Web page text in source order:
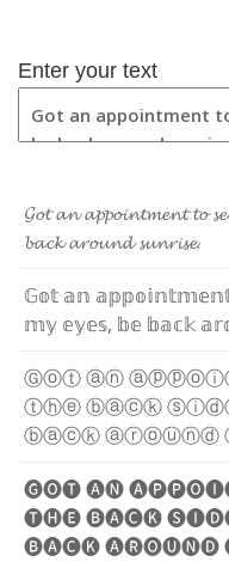
Enter your text
𝓖𝓸𝓽 𝓪𝓷 𝓪𝓹𝓹𝓸𝓲𝓷𝓽𝓶𝓮𝓷𝓽 𝓽𝓸 𝓼𝓮
𝓫𝓪𝓬𝓴 𝓪𝓻𝓸𝓾𝓷𝓭 𝓼𝓾𝓷𝓻𝓲𝓼𝓮.
𝔾𝕠𝕥 𝕒𝕟 𝕒𝕡𝕡𝕠𝕚𝕟𝕥𝕞𝕖𝕟
𝕞𝕪 𝕖𝕪𝕖𝕤, 𝕓𝕖 𝕓𝕒𝕔𝕜 𝕒𝕣
Ⓖⓞⓣⓐⓝⓐⓟⓟⓞⓘ
ⓣⓗⓔⓑⓐⓒⓚⓢⓘⓓ
ⓑⓐⓒⓚⓐⓡⓞⓤⓝⓓ
🅖🅞🅣🅐🅝🅐🅟🅟🅞🅘
🅣🅗🅔🅑🅐🅒🅚🅢🅘🅓
🅑🅐🅒🅚🅐🅡🅞🅤🅝🅓